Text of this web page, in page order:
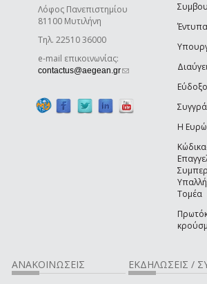
Λόφος Πανεπιστημίου
81100 Μυτιλήνη
Τηλ. 22510 36000
e-mail επικοινωνίας:
contactus@aegean.gr(link sends e-mail)
Η
Τομέα
ΑΝΑΚΟΙΝΩΣΕΙΣ ΕΚΔΗΛΩΣΕΙΣ /